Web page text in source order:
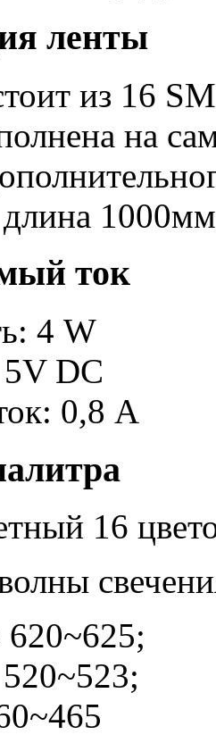
ленты
из 16
на
ток
4 W
DC
0,8 А
16